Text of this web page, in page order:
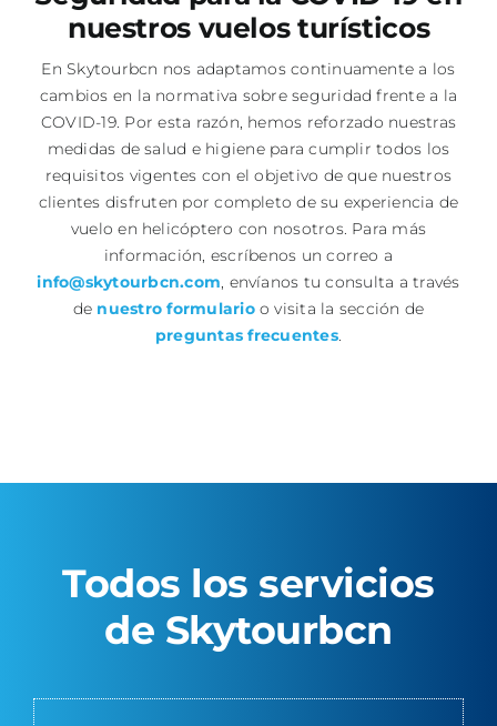
nuestros vuelos turísticos
En Skytourbcn nos adaptamos continuamente a los
cambios en la normativa sobre seguridad frente a la
COVID-19. Por esta razón, hemos reforzado nuestras
medidas de salud e higiene para cumplir todos los
requisitos vigentes con el objetivo de que nuestros
clientes disfruten por completo de su experiencia de
vuelo en helicóptero con nosotros. Para más
información, escríbenos un correo a
info@skytourbcn.com, envíanos tu consulta a través
de nuestro formularioo visita la sección de
preguntas frecuentes.
Todos los servicios
de Skytourbcn